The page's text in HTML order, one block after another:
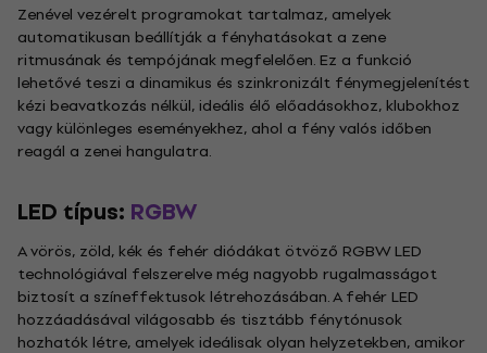
Zenével vezérelt programokat tartalmaz, amelyek
automatikusan beállítják a fényhatásokat a zene
ritmusának és tempójának megfelelően. Ez a funkció
lehetővé teszi a dinamikus és szinkronizált fénymegjelenítést
kézi beavatkozás nélkül, ideális élő előadásokhoz, klubokhoz
vagy különleges eseményekhez, ahol a fény valós időben
reagál a zenei hangulatra.
LED típus: RGBW
A vörös, zöld, kék és fehér diódákat ötvöző RGBW LED
technológiával felszerelve még nagyobb rugalmasságot
biztosít a színeffektusok létrehozásában. A fehér LED
hozzáadásával világosabb és tisztább fénytónusok
hozhatók létre, amelyek ideálisak olyan helyzetekben, amikor